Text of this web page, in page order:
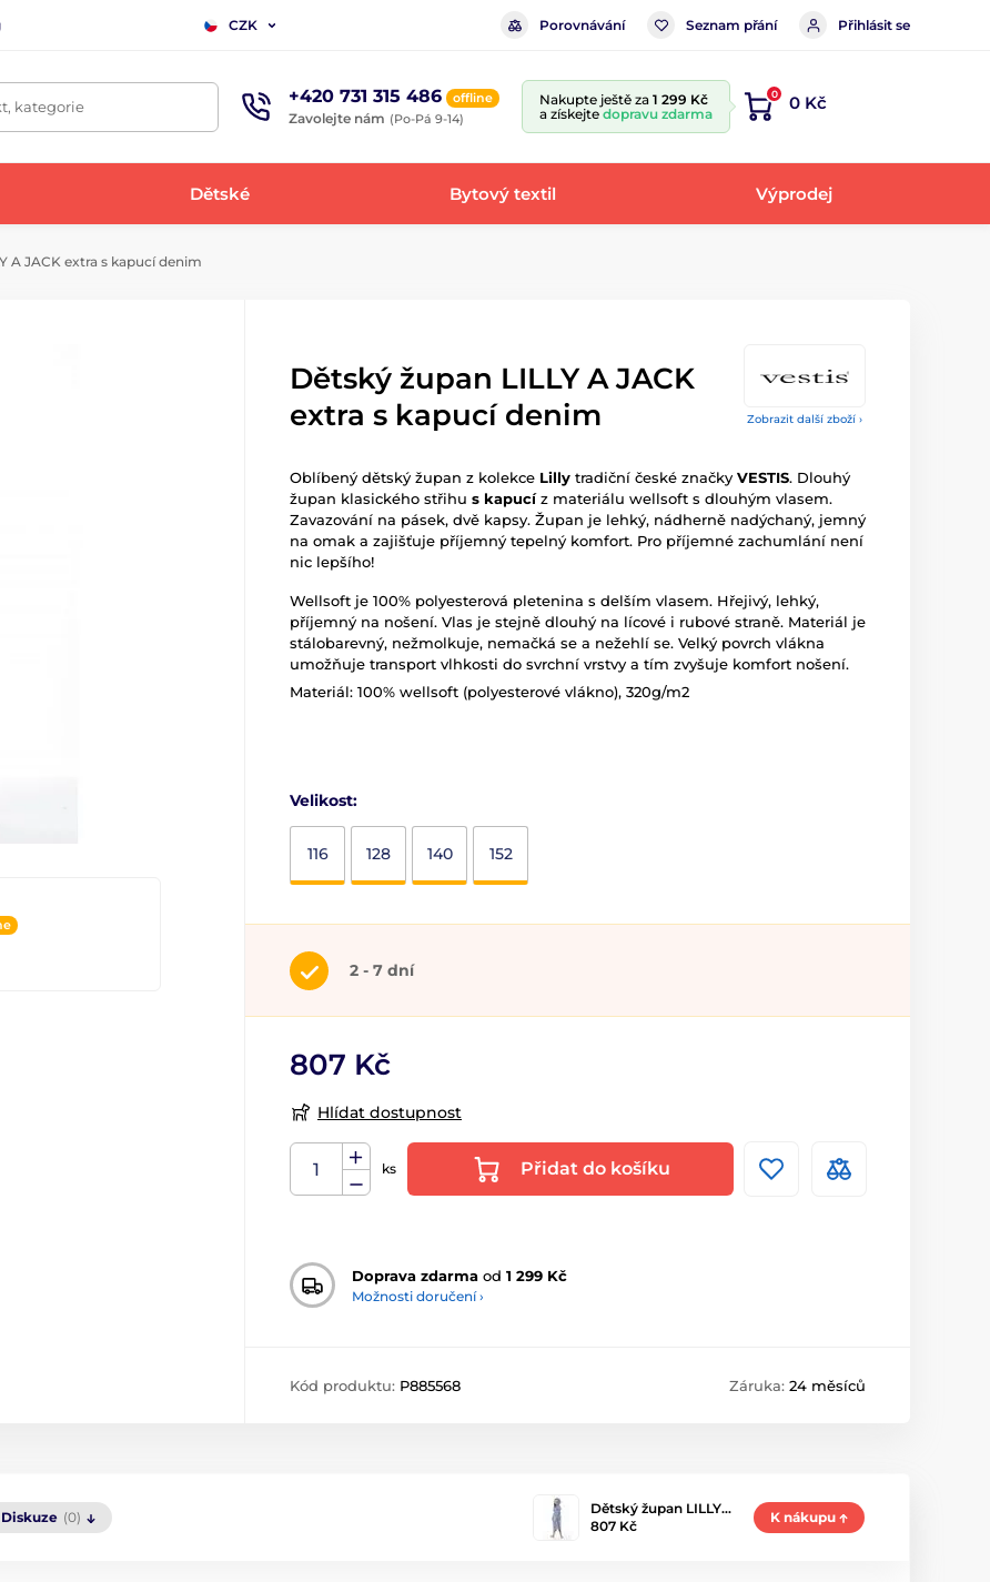
CZK Porovnávání Seznam přání Přihlásit se
kategorie +420 731 315 486 offline
Zavolejte nám (Po-Pá 9-14)
Nakupte ještě za 1 299 Kč
a získejte dopravu zdarma
0 0 Kč
Dětské Bytový textil Výprodej
A JACK extra s kapucí denim
Zobrazit další zboží ›
Dětský župan LILLY A JACK
extra s kapucí denim
Oblíbený dětský župan z kolekce Lilly tradiční české značky VESTIS. Dlouhý
župan klasického střihu s kapucíz materiálu wellsoft s dlouhým vlasem.
Zavazování na pásek, dvě kapsy. Župan je lehký, nádherně nadýchaný, jemný
na omak a zajišťuje příjemný tepelný komfort. Pro příjemné zachumlání není
nic lepšího!
Wellsoft je 100% polyesterová pletenina s delším vlasem. Hřejivý, lehký,
příjemný na nošení. Vlas je stejně dlouhý na lícové i rubové straně. Materiál je
stálobarevný, nežmolkuje, nemačká se a nežehlí se. Velký povrch vlákna
umožňuje transport vlhkosti do svrchní vrstvy a tím zvyšuje komfort nošení.
Materiál: 100% wellsoft (polyesterové vlákno), 320g/m2
Velikost:
116 128 140 152
2 - 7 dní
807 Kč
Hlídat dostupnost
ks Přidat do košíku
Doprava zdarma od 1 299 Kč
Možnosti doručení ›
Kód produktu: P885568 Záruka: 24 měsíců
Diskuze (0)
Dětský župan LILLY…
807 Kč
K nákupu